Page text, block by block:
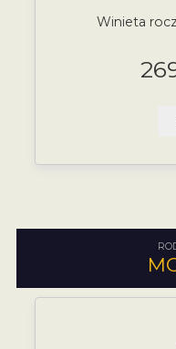
Winieta